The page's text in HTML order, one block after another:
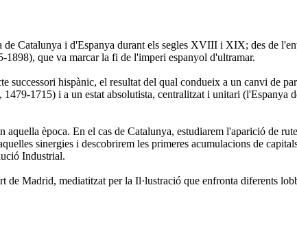
Catalunya i d'Espanya durant els segles XVIII i XIX; des de
que va marcar la fi de l'imperi espanyol d'ultramar.
hispànic, el resultat del qual condueix a un canvi de
1715) i a un estat absolutista, centralitzat i unitari
època. En el cas de Catalunya, estudiarem l'aparició de
sinergies i descobrirem les primeres acumulacions de
Industrial.
Madrid, mediatitzat per la Il·lustració que enfronta diferents